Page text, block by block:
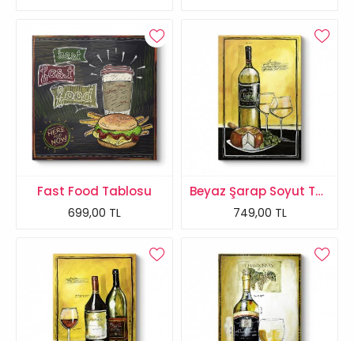
Fast Food Tablosu
699,00 TL
Beyaz Şarap Soyut Tablo
749,00 TL